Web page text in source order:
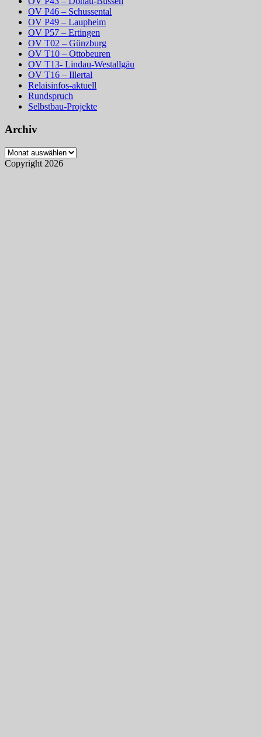
OV P46 – Schussental
OV P49 – Laupheim
OV P57 – Ertingen
OV T02 – Günzburg
OV T10 – Ottobeuren
OV T13- Lindau-Westallgäu
OV T16 – Illertal
Relaisinfos-aktuell
Rundspruch
Selbstbau-Projekte
Archiv
Archiv
Copyright 2026